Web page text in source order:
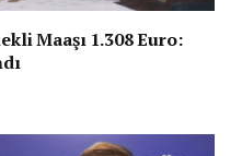
Maaşı 1.308 Euro: